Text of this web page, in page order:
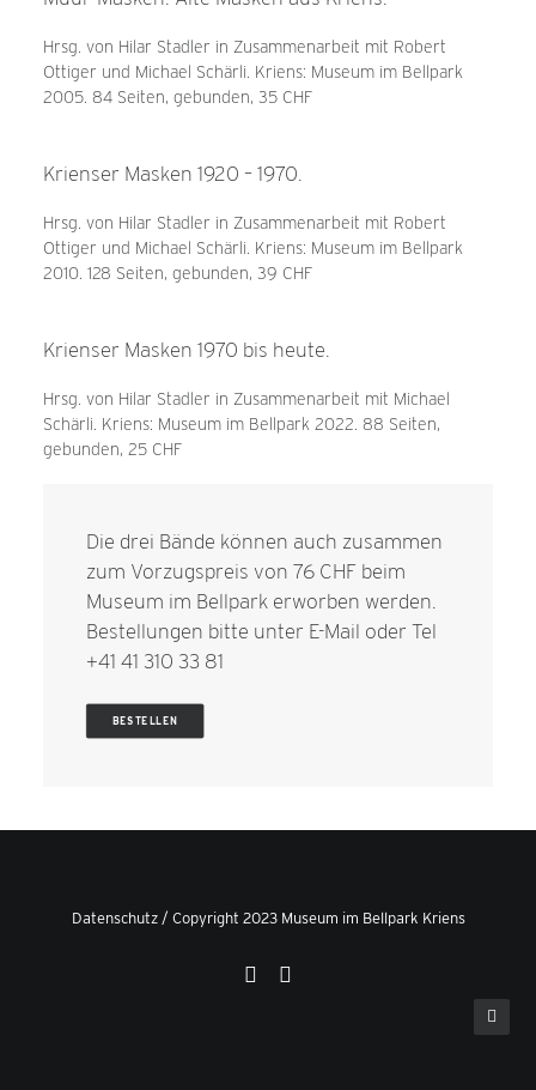
Hrsg. von Hilar Stadler in Zusammenarbeit mit Robert
Ottiger und Michael Schärli. Kriens: Museum im Bellpark
2005. 84 Seiten, gebunden, 35 CHF
Krienser Masken 1920 – 1970.
Hrsg. von Hilar Stadler in Zusammenarbeit mit Robert
Ottiger und Michael Schärli. Kriens: Museum im Bellpark
2010. 128 Seiten, gebunden, 39 CHF
Krienser Masken 1970 bis heute.
Hrsg. von Hilar Stadler in Zusammenarbeit mit Michael
Schärli. Kriens: Museum im Bellpark 2022. 88 Seiten,
gebunden, 25 CHF
Die drei Bände können auch zusammen
zum Vorzugspreis von 76 CHF beim
Museum im Bellpark erworben werden.
Bestellungen bitte unter E-Mail oder Tel
+41 41 310 33 81
BESTELLEN
Datenschutz/ Copyright 2023 Museum im Bellpark Kriens